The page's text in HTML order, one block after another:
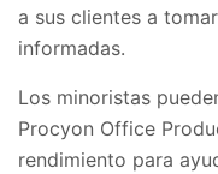
a sus clientes a
informadas.
Los minoristas
Procyon Office
rendimiento para